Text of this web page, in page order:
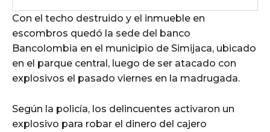
Con el techo destruido y el inmueble en
escombros quedó la sede del banco
Bancolombia en el municipio de Simijaca, ubicado
en el parque central, luego de ser atacado con
explosivos el pasado viernes en la madrugada.
Según la policía, los delincuentes activaron un
explosivo para robar el dinero del cajero